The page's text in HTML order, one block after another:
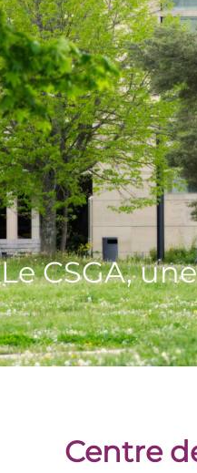
Vélotour
INRAe BFC)
Centre